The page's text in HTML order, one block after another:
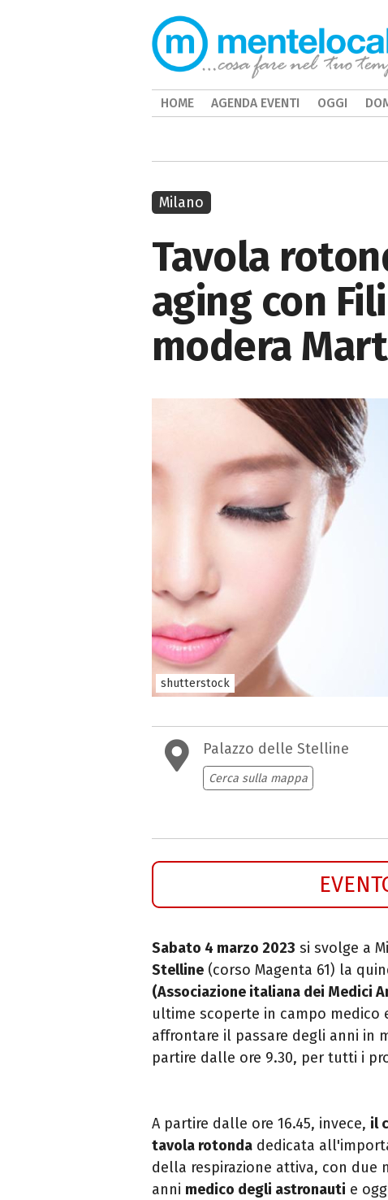
Tavola
aging con
modera
shutterstock
Palazzo delle Stelline
Cerca sulla mappa
Sabato 4 marzo 2023 si svolge a
Stelline (corso Magenta 61) la
(Associazione italiana dei Medici
ultime scoperte in campo
affrontare il passare degli anni in
partire dalle ore 9.30, per tutti i
A partire dalle ore 16.45, invece, il
tavola rotonda dedicata
della respirazione attiva, con due
anni medico degli astronauti e
Milano
HOME AGENDA EVENTI OGGI